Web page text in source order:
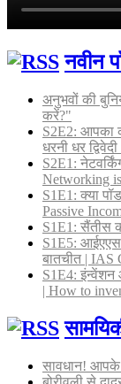
नवीन
अनुभवों की
करें?"
S2E2: आपका
धरनी धर
S2E1:
Networking
S1E1: क्या
Passive
S1E1: सैंतीस
S1E5: आईएएस
बातचीत | IAS
S1E4: इंन्वेंशन
| How to
सावधान! आपके